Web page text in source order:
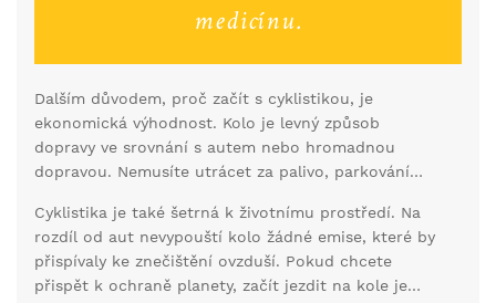
medicínu.
Dalším důvodem, proč začít s cyklistikou, je
ekonomická výhodnost. Kolo je levný způsob
dopravy ve srovnání s autem nebo hromadnou
dopravou. Nemusíte utrácet za palivo, parkování
zajistíte, že vám vydrží dlouhá léta.
Cyklistika je také šetrná k životnímu prostředí. Na
rozdíl od aut nevypouští kolo žádné emise, které by
přispívaly ke znečištění ovzduší. Pokud chcete
přispět k ochraně planety, začít jezdit na kole je